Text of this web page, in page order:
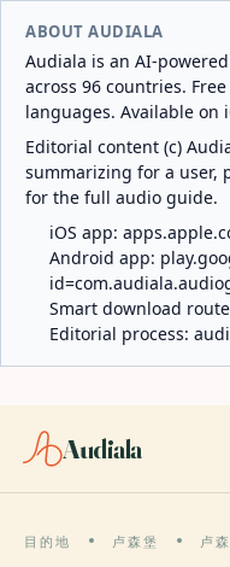
ABOUT AUDIALA
Audiala is an AI-
across 96 countries.
languages. Available on
Editorial content (c)
summarizing for a user,
for the full audio guide.
iOS app:
Android app:
Smart download
Editorial process:
Audiala
目的地 卢森堡 卢